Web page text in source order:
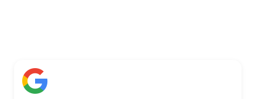
Bewertungen